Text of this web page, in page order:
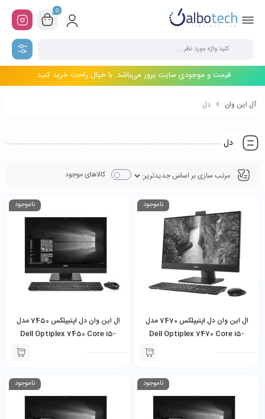
0
قیمت و موجودی سایت بروز می‌باشد. با خیال راحت خرید کنید.
آل این وان دل
دل
کالاهای موجود
ناموجود
ال این وان دل اپتیپلکس 7470 مدل
Dell Optiplex 7470 Core i5-
8500U 8GB Ram 256GB SSD 24
ناموجود
ال این وان دل اپتیپلکس 7450 مدل
Dell Optiplex 7450 Core i5-
7500U 8GB Ram 256GB SSD 24
ناموجود ناموجود